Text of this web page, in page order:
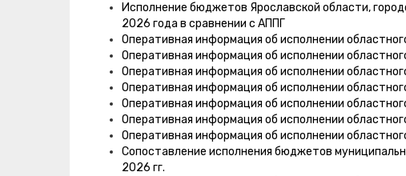
Исполнение бюджетов Ярославской области,
2026 года в сравнении с АППГ
Оперативная информация об исполнении
Оперативная информация об исполнении
Оперативная информация об исполнении
Оперативная информация об исполнении
Оперативная информация об исполнении
Оперативная информация об исполнении
Оперативная информация об исполнении
Сопоставление исполнения бюджетов
2026 гг.